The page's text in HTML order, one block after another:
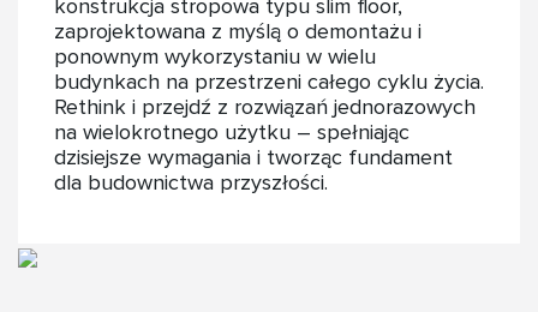
konstrukcja stropowa typu slim floor,
zaprojektowana z myślą o demontażu i
ponownym wykorzystaniu w wielu
budynkach na przestrzeni całego cyklu życia.
Rethink i przejdź z rozwiązań jednorazowych
na wielokrotnego użytku – spełniając
dzisiejsze wymagania i tworząc fundament
dla budownictwa przyszłości.